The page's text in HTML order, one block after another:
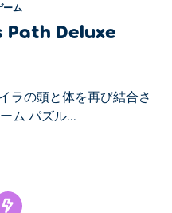
ーム
Path Deluxe
ラの頭と体を再び結合さ
ム パズル...
リングヘッドがボディに